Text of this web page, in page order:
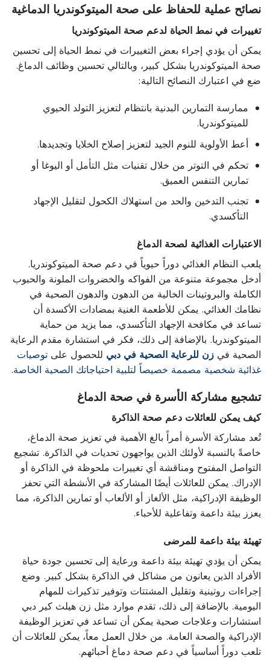
نصائح عملية للحفاظ على صحة الميتوكوندريا الدماغية
تغييرات في نمط الحياة لدعم صحة الميتوكوندريا
يمكن أن يؤدي إجراء بعض التغييرات في نمط الحياة إلى تحسين
صحة الميتوكوندريا بشكل كبير، وبالتالي تحسين وظائف الدماغ.
ضع في اعتبارك النصائح التالية:
ممارسة التمارين البدنية بانتظام لتعزيز التولد الحيوي
للميتوكوندريا.
أعط الأولوية للنوم الجيد لتعزيز إصلاح الخلايا وتجديدها.
تحكم في التوتر من خلال تقنيات مثل التأمل أو اليوغا أو
تمارين التنفس العميق.
تجنب التدخين والحد من استهلاك الكحول لتقليل الإجهاد
التأكسدي.
الاعتبارات الغذائية لصحة الدماغ
يلعب النظام الغذائي دوراً حيوياً في دعم صحة الميتوكوندريا.
أدخل مجموعة متنوعة من الفواكه والخضروات الملونة والحبوب
الكاملة والبروتينات الخالية من الدهون والدهون الصحية في
نظامك الغذائي. يمكن للأطعمة الغنية بمضادات الأكسدة أن
تساعد في مكافحة الإجهاد التأكسدي، مما يزيد من حماية
الميتوكوندريا. بالإضافة إلى ذلك، فكر في استشارة مقدم الرعاية
الصحية في زن للرعاية الصحية في دبي للحصول على توصيات
غذائية شخصية مصممة خصيصاً لتلبية احتياجاتك الصحية الخاصة.
تشجيع مشاركة الأسرة في صحة الدماغ
كيف يمكن للعائلات دعم صحة الذاكرة
تُعد مشاركة الأسرة أمراً بالغ الأهمية في تعزيز صحة الدماغ،
خاصةً بالنسبة لأولئك الذين يواجهون تحديات في الذاكرة. تشجيع
التواصل المفتوح ومناقشة أي تغييرات ملحوظة في الذاكرة أو
الإدراك. يمكن للعائلات أيضًا المشاركة في الأنشطة التي تحفز
الوظيفة الإدراكية، مثل الألغاز أو الألعاب أو تمارين الذاكرة، مما
يعزز بيئة داعمة وتفاعلية للأحباء.
تهيئة بيئة داعمة للمرضى
يمكن أن يؤدي تهيئة بيئة داعمة ورعاية إلى تحسين جودة حياة
الأفراد الذين يعانون من مشاكل في الذاكرة بشكل كبير. وضع
إجراءات روتينية وتقليل المشتتات وتوفير تذكيرات للمهام
اليومية. بالإضافة إلى ذلك، تقدم موارد مثل زن هيلث كير دبي
استشارات وعلاجات صحية يمكن أن تساعد في تعزيز الوظيفة
الإدراكية والصحة العامة. من خلال العمل معاً، يمكن للعائلات أن
تلعب دوراً أساسياً في دعم صحة دماغ أحبائهم.